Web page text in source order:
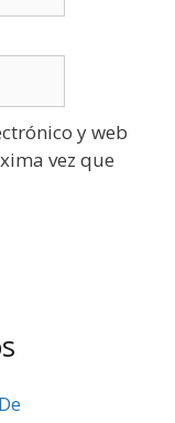
y web
vez que